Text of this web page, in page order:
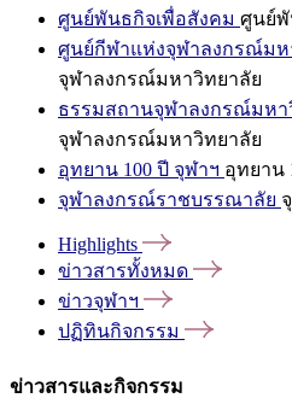
ศูนย์พันธกิจเพื่อสังคม ศูนย์พั
ศูนย์กีฬาแห่งจุฬาลงกรณ์มห
จุฬาลงกรณ์มหาวิทยาลัย
ธรรมสถานจุฬาลงกรณ์มหา
จุฬาลงกรณ์มหาวิทยาลัย
อุทยาน 100 ปี จุฬาฯ อุทยาน
จุฬาลงกรณ์ราชบรรณาลัย
Highlights
ข่าวสารทั้งหมด
ข่าวจุฬาฯ
ปฏิทินกิจกรรม
ข่าวสารและกิจกรรม